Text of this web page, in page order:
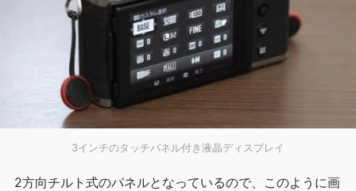
3インチのタッチパネル付き液晶ディスプレイ
2方向チルト式のパネルとなっているので、このように画